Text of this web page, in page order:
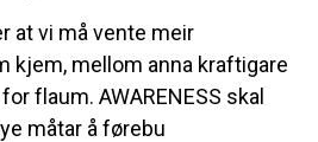
at vi må vente meir
kjem, mellom anna kraftigare
flaum. AWARENESS skal
måtar å førebu